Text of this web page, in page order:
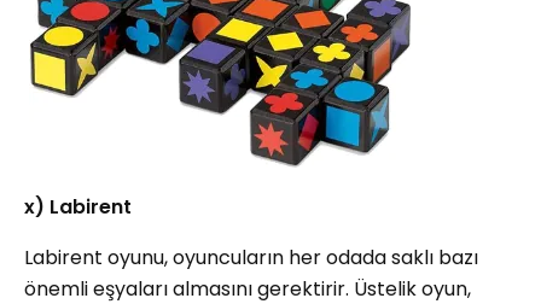
x) Labirent
Labirent oyunu, oyuncuların her odada saklı bazı
önemli eşyaları almasını gerektirir. Üstelik oyun,